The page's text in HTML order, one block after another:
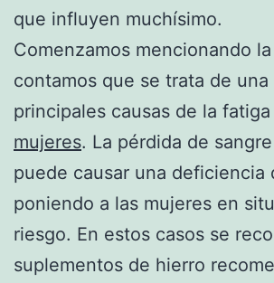
que influyen muchísimo.
Comenzamos mencionando
contamos que se trata de una
principales causas de la
mujeres. La pérdida de
puede causar una deficiencia
poniendo a las mujeres en
riesgo. En estos casos se
suplementos de hierro